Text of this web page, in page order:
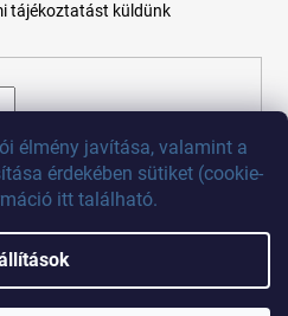
élmény javítása, valamint a
érdekében sütiket (cookie-
itt található.
tájékoztatást küldünk